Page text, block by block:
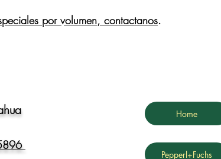
por volumen, contactanos.
Home
Pepperl+Fuchs